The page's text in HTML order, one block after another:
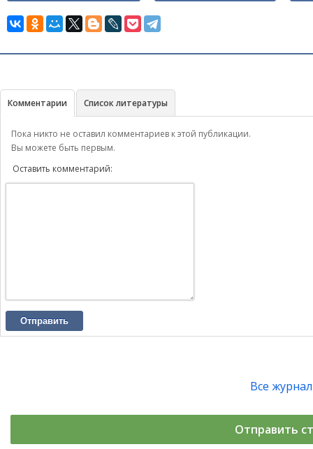
Комментарии Список литературы
Пока никто не оставил комментариев к этой публикации.
Вы можете быть первым.
Оставить комментарий:
Отправить
Все
Отправить